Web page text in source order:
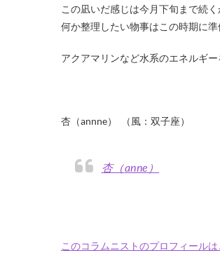
この凪いだ感じは今月下旬まで続く
何か整理したい物事はこの時期に準
アクアマリンなど水系のエネルギ
杏（annne） （風：双子座）
杏（anne）
このコラムニストのプロフィール